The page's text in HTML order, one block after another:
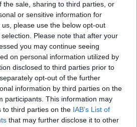
the sale, sharing to third parties, or
or sensitive information for
please use the below opt-out
Please note that after your
you may continue seeing
on personal information utilized by
disclosed to third parties prior to
opt-out of the further
information by third parties on the
participants. This information may
to third parties on the IAB’s List of
that may further disclose it to other
March 29, 2023
voit katsoa sen suoraanTwitteristä
menee loppukauden
suomalaiskolmikolla
Suomen osalta MM-kisat
Tsekkaaotteluohjelma